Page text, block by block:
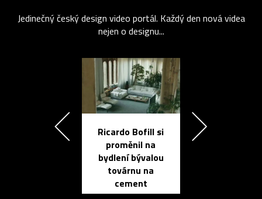
Jedinečný český design video portál. Každý den nová videa
nejen o designu...
Ricardo Bofill si
proměnil na
bydlení bývalou
továrnu na
cement